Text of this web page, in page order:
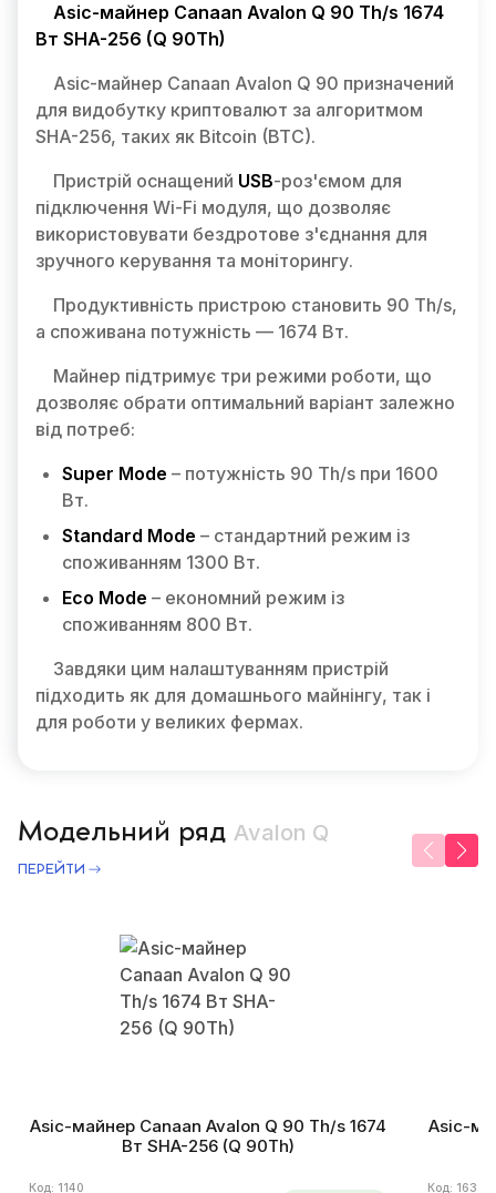
Asic-майнер Canaan Avalon Q 90 Th/s 1674
Вт SHA-256 (Q 90Th)
Asic-майнер Canaan Avalon Q 90 призначений
для видобутку криптовалют за алгоритмом
SHA-256, таких як Bitcoin (BTC).
Пристрій оснащений USB-роз'ємом для
підключення Wi-Fi модуля, що дозволяє
використовувати бездротове з'єднання для
зручного керування та моніторингу.
Продуктивність пристрою становить 90 Th/s,
а споживана потужність — 1674 Вт.
Майнер підтримує три режими роботи, що
дозволяє обрати оптимальний варіант залежно
від потреб:
Super Mode – потужність 90 Th/s при 1600
Вт.
Standard Mode – стандартний режим із
споживанням 1300 Вт.
Eco Mode – економний режим із
споживанням 800 Вт.
Завдяки цим налаштуванням пристрій
підходить як для домашнього майнінгу, так і
для роботи у великих фермах.
Модельний ряд Avalon Q
ПЕРЕЙТИ
Asic-майнер Canaan Avalon Q 90 Th/s 1674
Вт SHA-256 (Q 90Th)
Код: 1140
Asic-
Код: 1631